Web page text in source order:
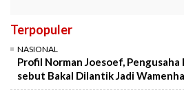
Terpopuler
NASIONAL
Profil Norman Joesoef,
sebut Bakal Dilantik Jadi